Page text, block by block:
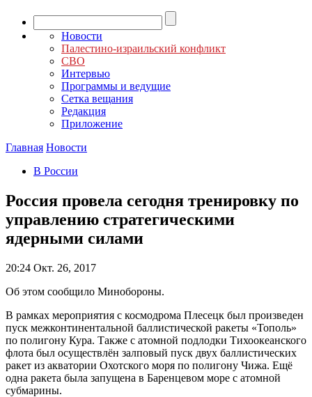
Новости
Палестино-израильский конфликт
СВО
Интервью
Программы и ведущие
Сетка вещания
Редакция
Приложение
Главная Новости
В России
Россия провела сегодня тренировку по
управлению стратегическими
ядерными силами
20:24 Окт. 26, 2017
Об этом сообщило Минобороны.
В рамках мероприятия с космодрома Плесецк был произведен
пуск межконтинентальной баллистической ракеты «Тополь»
по полигону Кура. Также с атомной подлодки Тихоокеанского
флота был осуществлён залповый пуск двух баллистических
ракет из акватории Охотского моря по полигону Чижа. Ещё
одна ракета была запущена в Баренцевом море с атомной
субмарины.